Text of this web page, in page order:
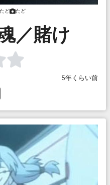
たど たど
／賭け
5年くらい前